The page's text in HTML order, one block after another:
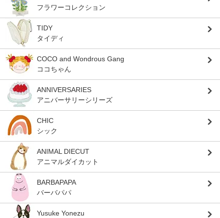
フラワーコレクション
TIDY
タイディ
COCO and Wondrous Gang
ココちゃん
ANNIVERSARIES
アニバーサリーシリーズ
CHIC
シック
ANIMAL DIECUT
アニマルダイカット
BARBAPAPA
バーバパパ
Yusuke Yonezu